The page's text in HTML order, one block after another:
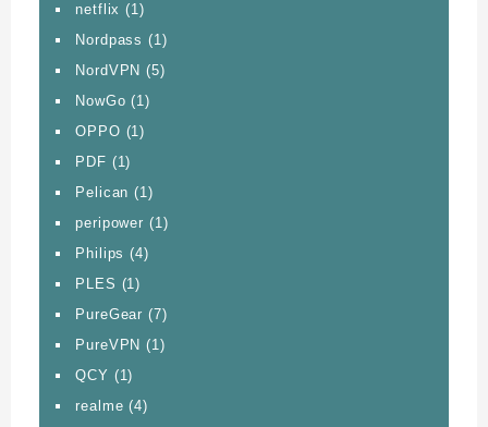
netflix (1)
Nordpass (1)
NordVPN (5)
NowGo (1)
OPPO (1)
PDF (1)
Pelican (1)
peripower (1)
Philips (4)
PLES (1)
PureGear (7)
PureVPN (1)
QCY (1)
realme (4)